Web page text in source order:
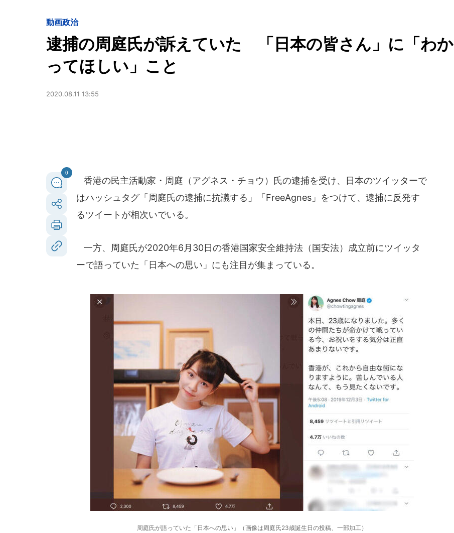
動画政治
逮捕の周庭氏が訴えていた 「日本の皆さん」に「わか
ってほしい」こと
2020.08.11 13:55
0
香港の民主活動家・周庭（アグネス・チョウ）氏の逮捕を受け、日本のツイッターで
はハッシュタグ「周庭氏の逮捕に抗議する」「FreeAgnes」をつけて、逮捕に反発す
るツイートが相次いでいる。
一方、周庭氏が2020年6月30日の香港国家安全維持法（国安法）成立前にツイッタ
ーで語っていた「日本への思い」にも注目が集まっている。
周庭氏が語っていた「日本への思い」（画像は周庭氏23歳誕生日の投稿、一部加工）